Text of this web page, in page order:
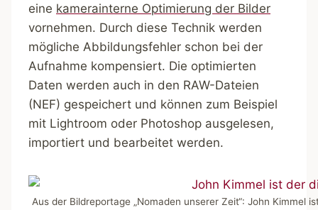
eine kamerainterne Optimierung der Bilder
vornehmen. Durch diese Technik werden
mögliche Abbildungsfehler schon bei der
Aufnahme kompensiert. Die optimierten
Daten werden auch in den RAW-Dateien
(NEF) gespeichert und können zum Beispiel
mit Lightroom oder Photoshop ausgelesen,
importiert und bearbeitet werden.
Aus der Bildreportage „Nomaden unserer Zeit“: John